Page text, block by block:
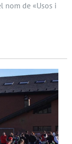
nom de «Usos i